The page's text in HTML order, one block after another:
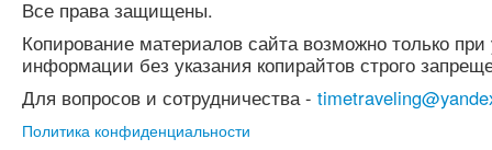
Все права защищены.
Копирование материалов сайта возможно только
информации без указания копирайтов строго
Для вопросов и сотрудничества -
Политика конфиденциальности